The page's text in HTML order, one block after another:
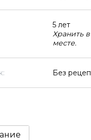
5 лет
Хранить
месте.
Без